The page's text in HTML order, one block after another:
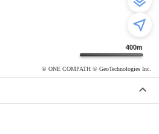
400m
© ONE COMPATH © GeoTechnologies Inc.